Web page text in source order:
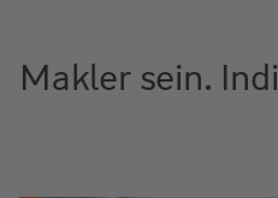
Makler sein.